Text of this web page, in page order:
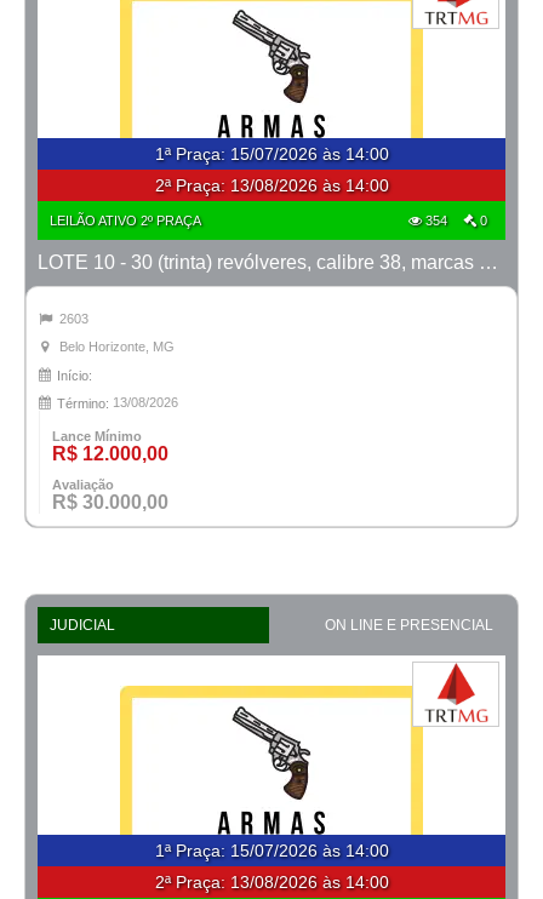
1ª Praça: 15/07/2026 às 14:00
2ª Praça: 13/08/2026 às 14:00
LEILÃO ATIVO 2º PRAÇA 354 0
LOTE 10 - 30 (trinta) revólveres, calibre 38, marcas Taurus e Rossi
2603
Belo Horizonte, MG
Início:
Término: 13/08/2026
Lance Mínimo
R$ 12.000,00
Avaliação
R$ 30.000,00
JUDICIAL ON LINE E PRESENCIAL
1ª Praça: 15/07/2026 às 14:00
2ª Praça: 13/08/2026 às 14:00